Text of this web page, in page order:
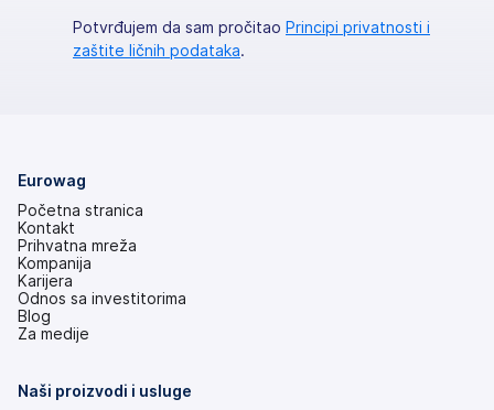
Potvrđujem da sam pročitao Principi privatnosti i
zaštite ličnih podataka.
Eurowag
Početna stranica
Kontakt
Prihvatna mreža
Kompanija
Karijera
Odnos sa investitorima
(otvara
se
kartice)
Blog
Za medije
Naši proizvodi i usluge